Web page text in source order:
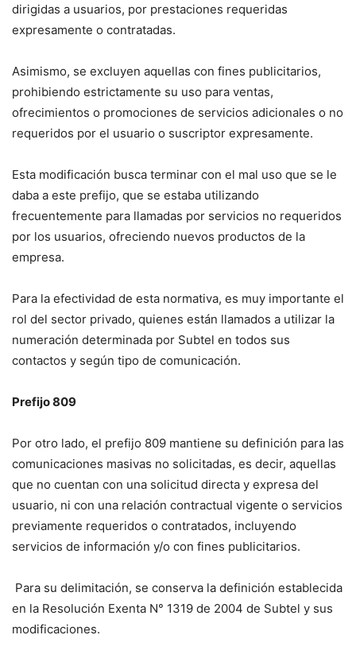
dirigidas a usuarios, por prestaciones requeridas
expresamente o contratadas.
Asimismo, se excluyen aquellas con fines publicitarios,
prohibiendo estrictamente su uso para ventas,
ofrecimientos o promociones de servicios adicionales o no
requeridos por el usuario o suscriptor expresamente.
Esta modificación busca terminar con el mal uso que se le
daba a este prefijo, que se estaba utilizando
frecuentemente para llamadas por servicios no requeridos
por los usuarios, ofreciendo nuevos productos de la
empresa.
Para la efectividad de esta normativa, es muy importante el
rol del sector privado, quienes están llamados a utilizar la
numeración determinada por Subtel en todos sus
contactos y según tipo de comunicación.
Prefijo 809
Por otro lado, el prefijo 809 mantiene su definición para las
comunicaciones masivas no solicitadas, es decir, aquellas
que no cuentan con una solicitud directa y expresa del
usuario, ni con una relación contractual vigente o servicios
previamente requeridos o contratados, incluyendo
servicios de información y/o con fines publicitarios.
Para su delimitación, se conserva la definición establecida
en la Resolución Exenta N° 1319 de 2004 de Subtel y sus
modificaciones.